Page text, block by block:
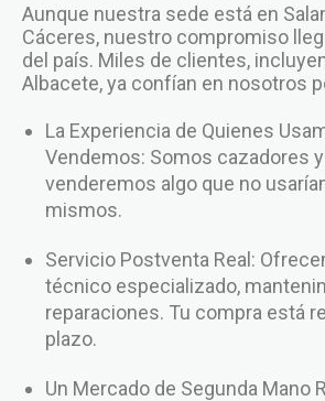
Aunque nuestra sede está en
Cáceres, nuestro compromiso
del país. Miles de clientes,
Albacete, ya confían en nosotros
La Experiencia de Quienes
Vendemos: Somos cazadores
venderemos algo que no
mismos.
Servicio Postventa Real:
técnico especializado,
reparaciones. Tu compra está
plazo.
Un Mercado de Segunda Mano